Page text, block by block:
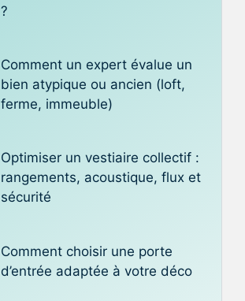
?
Comment un expert évalue un
bien atypique ou ancien (loft,
ferme, immeuble)
Optimiser un vestiaire collectif :
rangements, acoustique, flux et
sécurité
Comment choisir une porte
d’entrée adaptée à votre déco